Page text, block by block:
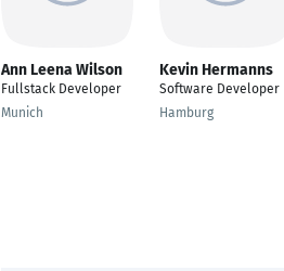
Ann Leena Wilson
Fullstack Developer
Munich
Kevin Hermanns
Software Developer
Hamburg